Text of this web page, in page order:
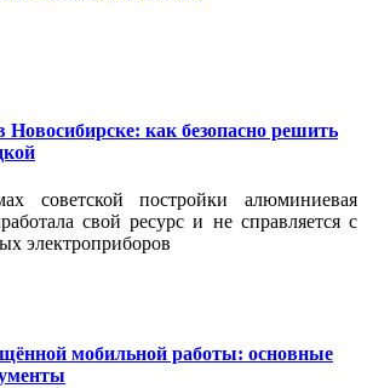
Новосибирске: как безопасно решить
советской постройки алюминиевая
свой ресурс и не справляется с
электроприборов
мобильной работы: основные